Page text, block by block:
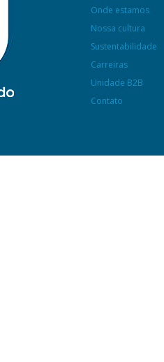
Onde estamos
Nossa cultura
Sustentabilidade
Carreiras
Unidade B2B
Contato